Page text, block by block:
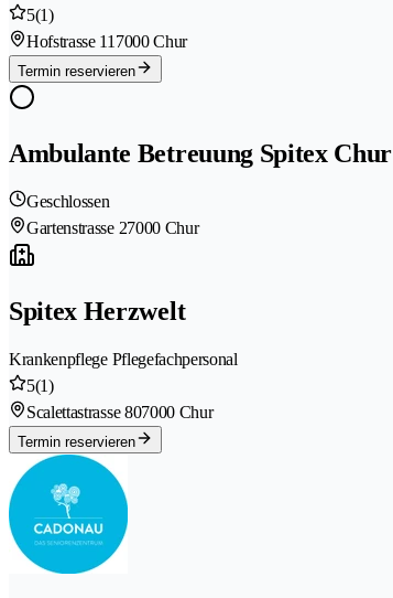
5(1)
Hofstrasse 11 7000 Chur
Termin reservieren
Ambulante Betreuung Spitex Chur
Geschlossen
Gartenstrasse 27000 Chur
Spitex Herzwelt
Krankenpflege Pflegefachpersonal
5(1)
Scalettastrasse 807000 Chur
Termin reservieren